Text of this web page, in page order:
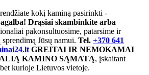
kokį kaminą pasirinkti -
Drąsiai skambinkite arba
pakonsultuosime, patarsime ir
Jūsų namui. Tel. +370 641
GREITAI IR NEMOKAMAI
KAMINO SĄMATĄ, įskaitant
kurioje Lietuvos vietoje.